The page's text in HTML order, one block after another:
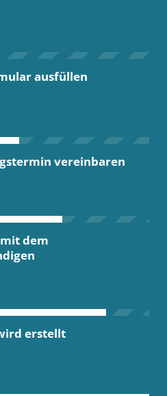
ausfüllen
vereinbaren
dem
erstellt